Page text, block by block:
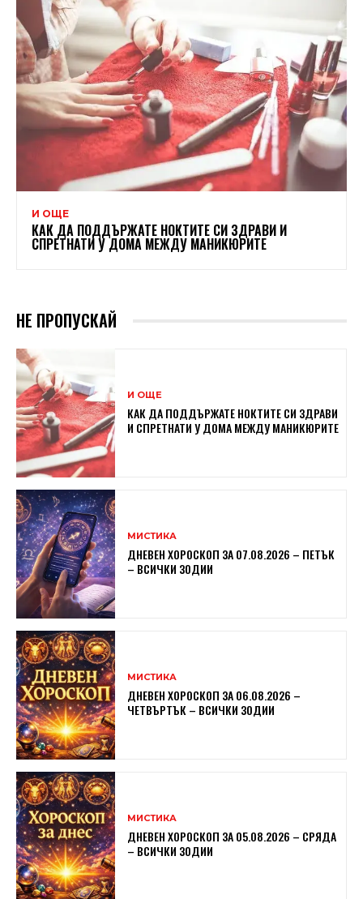
И ОЩЕ
КАК ДА ПОДДЪРЖАТЕ НОКТИТЕ СИ ЗДРАВИ И
СПРЕТНАТИ У ДОМА МЕЖДУ МАНИКЮРИТЕ
НЕ ПРОПУСКАЙ
И ОЩЕ
КАК ДА ПОДДЪРЖАТЕ НОКТИТЕ СИ ЗДРАВИ
И СПРЕТНАТИ У ДОМА МЕЖДУ МАНИКЮРИТЕ
МИСТИКА
ДНЕВЕН ХОРОСКОП ЗА 07.08.2026 – ПЕТЪК
– ВСИЧКИ ЗОДИИ
МИСТИКА
ДНЕВЕН ХОРОСКОП ЗА 06.08.2026 –
ЧЕТВЪРТЪК – ВСИЧКИ ЗОДИИ
МИСТИКА
ДНЕВЕН ХОРОСКОП ЗА 05.08.2026 – СРЯДА
– ВСИЧКИ ЗОДИИ